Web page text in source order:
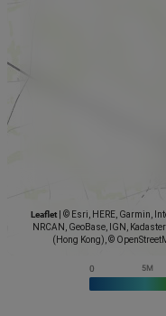
Leaflet
© Esri, HERE, Garmin,
NRCAN, GeoBase, IGN,
(Hong Kong), ©